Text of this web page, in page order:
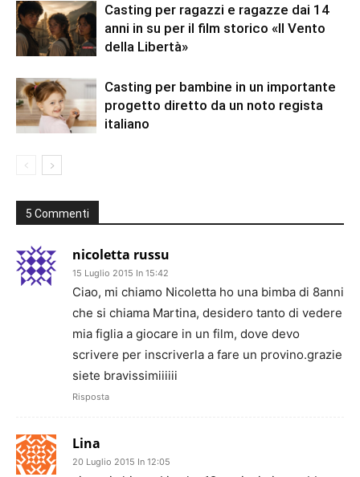
Casting per ragazzi e ragazze dai 14
anni in su per il film storico «Il Vento
della Libertà»
Casting per bambine in un importante
progetto diretto da un noto regista
italiano
5 Commenti
nicoletta russu
15 Luglio 2015 In 15:42
Ciao, mi chiamo Nicoletta ho una bimba di 8anni
che si chiama Martina, desidero tanto di vedere
mia figlia a giocare in un film, dove devo
scrivere per inscriverla a fare un provino.grazie
siete bravissimiiiiii
Risposta
Lina
20 Luglio 2015 In 12:05